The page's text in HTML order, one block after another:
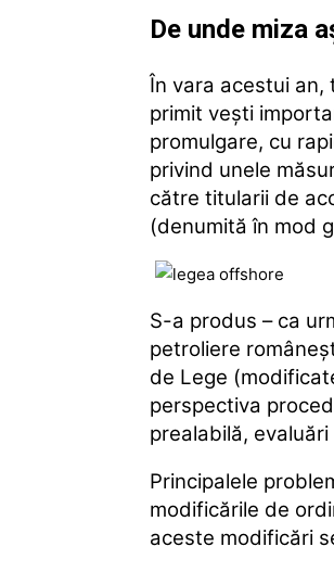
De unde miza
În vara acestui
primit veşti
promulgare, cu
privind unele
către titularii de
(denumită în mod
S-a produs – ca
petroliere
de Lege
perspectiva
prealabilă,
Principalele
modificările de
aceste modificări